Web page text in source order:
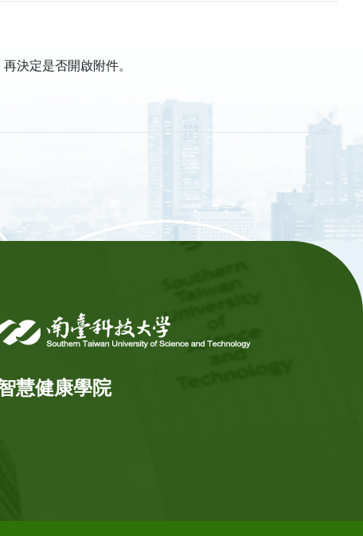
決定是否開啟附件。
慧健康學院